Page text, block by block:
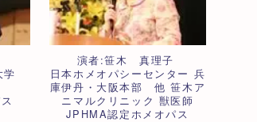
学
演者:笹木 真理子
日本ホメオパシーセンター 兵
庫伊丹・大阪本部 他 笹木ア
ニマルクリニック 獣医師
JPHMA認定ホメオパス